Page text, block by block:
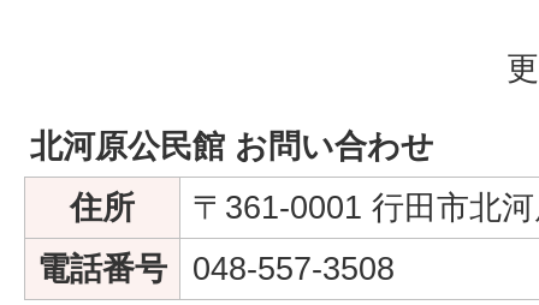
北河原公民館 お問い合わせ
住所
〒361-0001 行田市北
電話番号
048-557-3508